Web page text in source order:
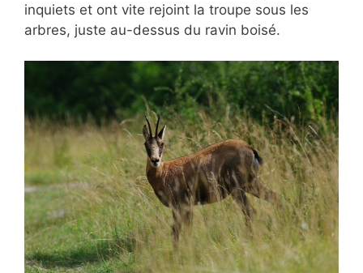
inquiets et ont vite rejoint la troupe sous les
arbres, juste au-dessus du ravin boisé.